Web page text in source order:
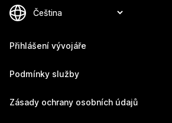
Přihlášení vývojáře
Podmínky služby
Zásady ochrany osobních údajů